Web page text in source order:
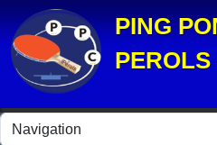
PING
PEROLS
Panneau de gestion des cookies